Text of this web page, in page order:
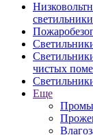
светильники
чистых
Еще